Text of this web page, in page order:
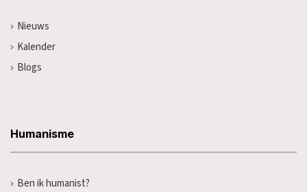
Nieuws
Kalender
Blogs
Humanisme
Ben ik humanist?